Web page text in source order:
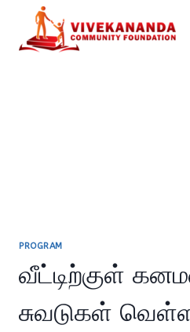
content
PROGRAM
வீட்டிற்குள்
சுவடுகள்